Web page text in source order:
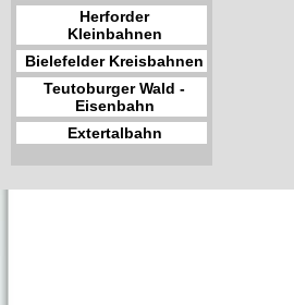
Herforder
Kleinbahnen
Bielefelder Kreisbahnen
Teutoburger Wald -
Eisenbahn
Extertalbahn